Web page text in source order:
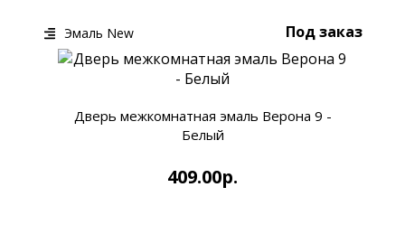
Под заказ
Дверь межкомнатная эмаль Верона 9 -
Белый
409.00р.
Эмаль New